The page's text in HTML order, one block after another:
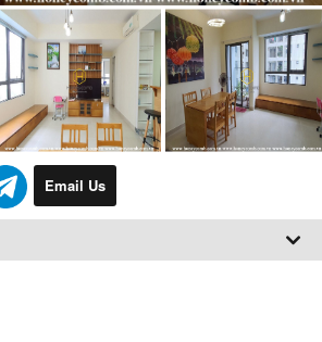
Email Us